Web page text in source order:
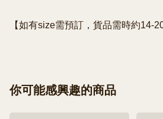
【如有size需預訂，貨品需時約14-
你可能感興趣的商品